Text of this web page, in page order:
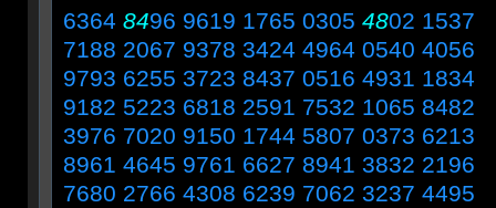
6364 8496 9619 1765 0305 4802 1537
7188 2067 9378 3424 4964 0540 4056
9793 6255 3723 8437 0516 4931 1834
9182 5223 6818 2591 7532 1065 8482
3976 7020 9150 1744 5807 0373 6213
8961 4645 9761 6627 8941 3832 2196
7680 2766 4308 6239 7062 3237 4495